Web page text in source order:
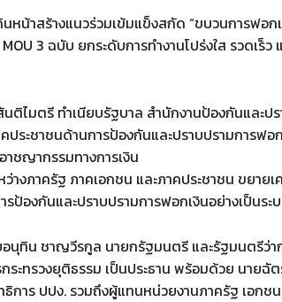
นหน้าสร้างแนวร่วมเข้มแข็งสกัด “ขบวนการฟอ
3 ฉบับ ยกระดับการทำงานโปร่งใส รวดเร็
ไมตรี ทำเนียบรัฐบาล สำนักงานป้องกันและป
ประชาชนด้านการป้องกันและปราบปรามการฟอ
าชญากรรมทางการเงิน
างภาครัฐ ภาคเอกชน และภาคประชาชน ขยาย
รป้องกันและปราบปรามการฟอกเงินอย่างเป็นระ
นุทิน ชาญวีรกูล นายกรัฐมนตรี และรัฐมนตรีว่า
ะทรวงยุติธรรม เป็นประธาน พร้อมด้วย นายฉั
การ ปปง. รวมถึงผู้แทนหน่วยงานภาครัฐ เอกช